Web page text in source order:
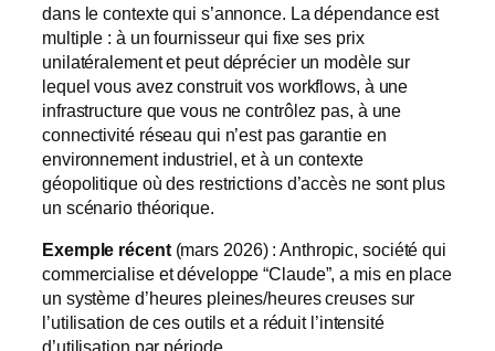
dans le contexte qui s’annonce. La dépendance est
multiple : à un fournisseur qui fixe ses prix
unilatéralement et peut déprécier un modèle sur
lequel vous avez construit vos workflows, à une
infrastructure que vous ne contrôlez pas, à une
connectivité réseau qui n’est pas garantie en
environnement industriel, et à un contexte
géopolitique où des restrictions d’accès ne sont plus
un scénario théorique.
Exemple récent(mars 2026) : Anthropic, société qui
commercialise et développe “Claude”, a mis en place
un système d’heures pleines/heures creuses sur
l’utilisation de ces outils et a réduit l’intensité
d’utilisation par période.